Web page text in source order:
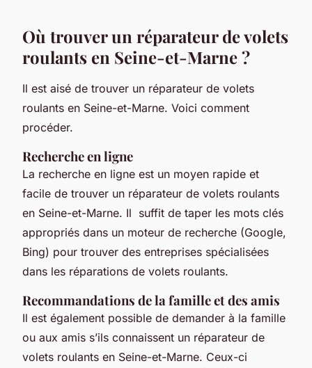
Où trouver un réparateur de volets
roulants en Seine-et-Marne ?
Il est aisé de trouver un réparateur de volets
roulants en Seine-et-Marne. Voici comment
procéder.
Recherche en ligne
La recherche en ligne est un moyen rapide et
facile de trouver un réparateur de volets roulants
en Seine-et-Marne. Il suffit de taper les mots clés
appropriés dans un moteur de recherche (Google,
Bing) pour trouver des entreprises spécialisées
dans les réparations de volets roulants.
Recommandations de la famille et des amis
Il est également possible de demander à la famille
ou aux amis s’ils connaissent un réparateur de
volets roulants en Seine-et-Marne. Ceux-ci